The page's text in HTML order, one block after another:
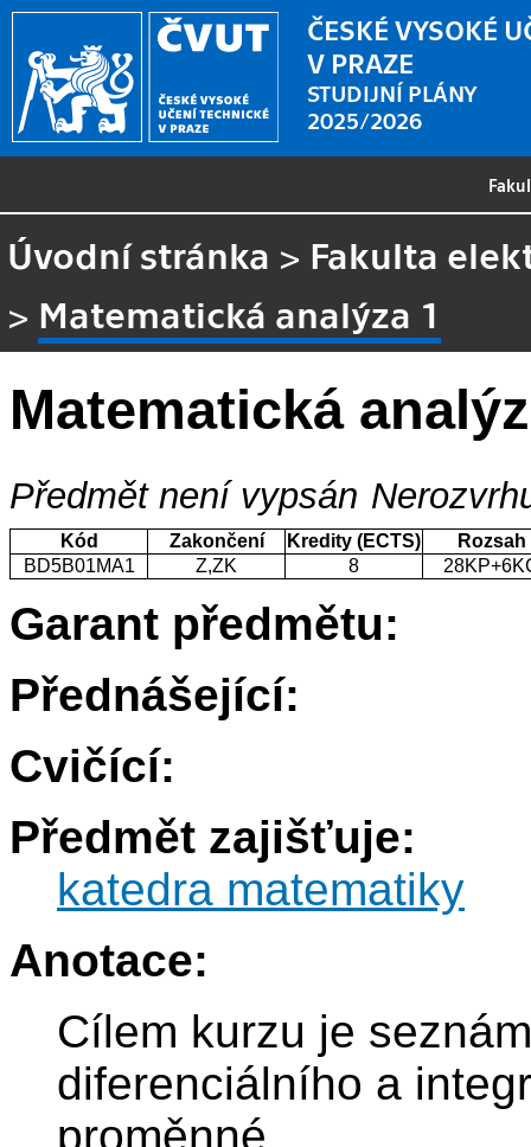
ČESKÉ VYSOKÉ
V PRAZE
STUDIJNÍ PLÁNY
2025/2026
Úvodní stránka > Fakulta
> Matematická analýza 1
Matematická
Předmět není vypsán
Kód Zakončení Kredity (ECTS)
Rozsah
BD5B01MA1
Z,ZK 8
Garant předmětu:
Přednášející:
Cvičící:
Předmět zajišťuje:
katedra matematiky
Anotace:
Cílem kurzu je
diferenciálního a
proměnné.